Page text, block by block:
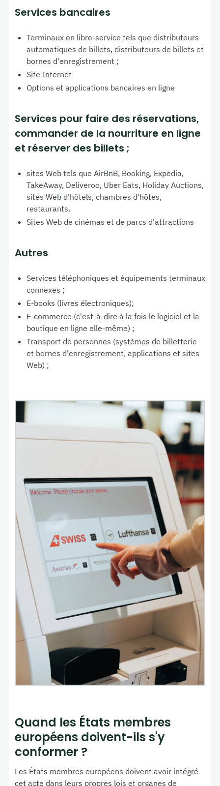
Services bancaires
Terminaux en libre-service tels que distributeurs
automatiques de billets, distributeurs de billets et
bornes d'enregistrement ;
Site Internet
Options et applications bancaires en ligne
Services pour faire des réservations,
commander de la nourriture en ligne
et réserver des billets ;
sites Web tels que AirBnB, Booking, Expedia,
TakeAway, Deliveroo, Uber Eats, Holiday Auctions,
sites Web d'hôtels, chambres d'hôtes,
restaurants.
Sites Web de cinémas et de parcs d'attractions
Autres
Services téléphoniques et équipements terminaux
connexes ;
E-books (livres électroniques);
E-commerce (c'est-à-dire à la fois le logiciel et la
boutique en ligne elle-même) ;
Transport de personnes (systèmes de billetterie
et bornes d'enregistrement, applications et sites
Web) ;
Quand les États membres
européens doivent-ils s'y
conformer ?
Les États membres européens doivent avoir intégré
cet acte dans leurs propres lois et organes de